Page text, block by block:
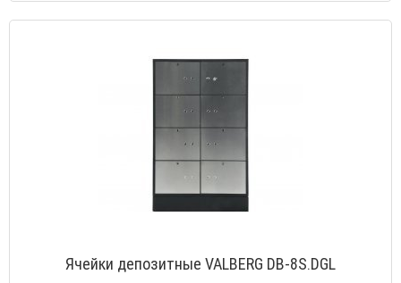
Ячейки депозитные VALBERG DB-8S.DGL